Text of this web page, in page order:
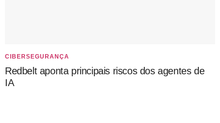
CIBERSEGURANÇA
Redbelt aponta principais riscos dos agentes de
IA